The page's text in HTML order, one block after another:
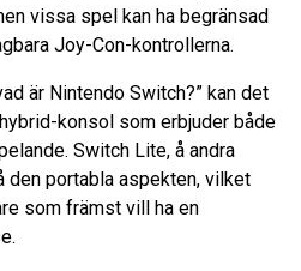
vissa spel kan ha begränsad
Joy-Con-kontrollerna.
är Nintendo Switch?” kan det
konsol som erbjuder både
Switch Lite, å andra
den portabla aspekten, vilket
som främst vill ha en